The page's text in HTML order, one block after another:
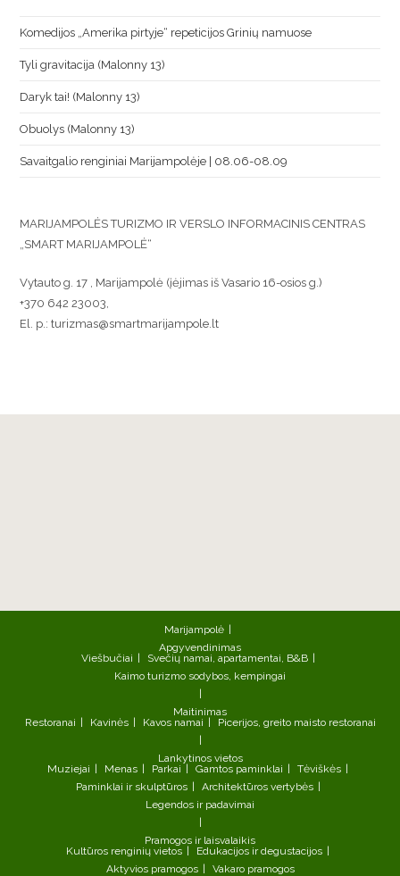
Komedijos „Amerika pirtyje“ repeticijos Grinių namuose
Tyli gravitacija (Malonny 13)
Daryk tai! (Malonny 13)
Obuolys (Malonny 13)
Savaitgalio renginiai Marijampolėje | 08.06-08.09
MARIJAMPOLĖS TURIZMO IR VERSLO INFORMACINIS CENTRAS
„SMART MARIJAMPOLĖ“
Vytauto g. 17 , Marijampolė (įėjimas iš Vasario 16-osios g.)
+370 642 23003,
El. p.: turizmas@smartmarijampole.lt
Marijampolė
Apgyvendinimas
Viešbučiai
Svečių namai, apartamentai, B&B
Kaimo turizmo sodybos, kempingai
Maitinimas
Restoranai
Kavinės Kavos namai Picerijos, greito maisto restoranai
Lankytinos vietos
Muziejai
Menas Parkai Gamtos paminklai
Tėviškės
Paminklai ir skulptūros
Architektūros vertybės
Legendos ir padavimai
Pramogos ir laisvalaikis
Kultūros renginių vietos
Edukacijos ir degustacijos
Aktyvios pramogos
Vakaro pramogos